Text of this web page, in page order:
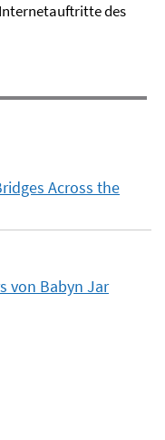
des
Across the
von Babyn Jar